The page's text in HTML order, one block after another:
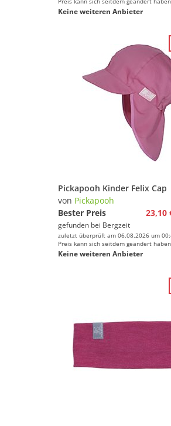
Keine weiteren Anbieter
Pickapooh Kinder Felix Cap
von Pickapooh
Bester Preis
23,10
gefunden bei Bergzeit
zuletzt überprüft am 06.08.2026 um
Preis kann sich seitdem geändert
Keine weiteren Anbieter